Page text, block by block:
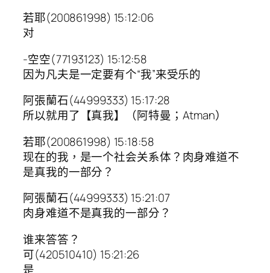
若耶(200861998) 15:12:06
对
-空空(77193123) 15:12:58
因为凡夫是一定要有个“我”来受乐的
阿張蘭石(44999333) 15:17:28
所以就用了【真我】（阿特曼；Atman）
若耶(200861998) 15:18:58
现在的我，是一个社会关系体？肉身难道不
是真我的一部分？
阿張蘭石(44999333) 15:21:07
肉身难道不是真我的一部分？
谁来答答？
可(420510410) 15:21:26
是